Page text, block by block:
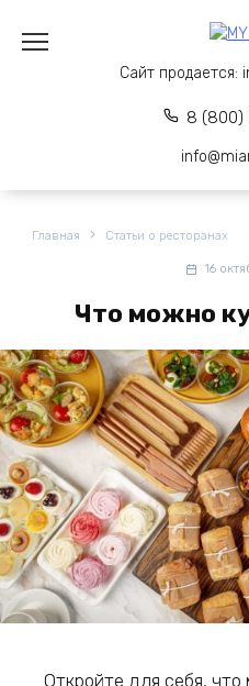
содержанию
Сайт продается:
8 (800)
Главная Статьи о ресторанах
16
Что можно
Откройте для себя,